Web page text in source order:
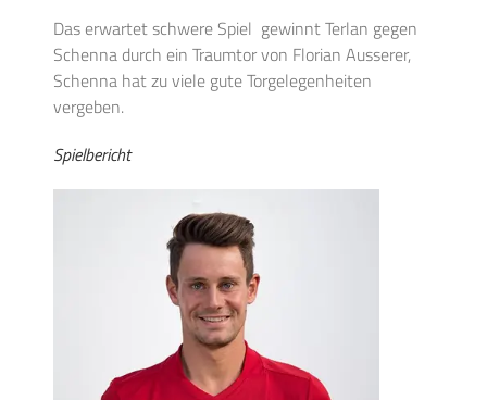
Das erwartet schwere Spiel gewinnt Terlan gegen
Schenna durch ein Traumtor von Florian Ausserer,
Schenna hat zu viele gute Torgelegenheiten
vergeben.
Spielbericht